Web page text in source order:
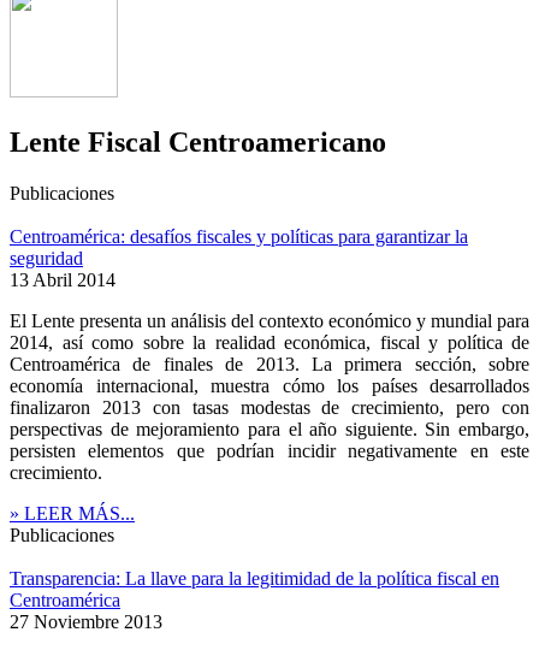
Lente Fiscal Centroamericano
Publicaciones
Centroamérica: desafíos fiscales y políticas para garantizar la
seguridad
13 Abril 2014
El Lente presenta un análisis del contexto económico y mundial para
2014, así como sobre la realidad económica, fiscal y política de
Centroamérica de finales de 2013. La primera sección, sobre
economía internacional, muestra cómo los países desarrollados
finalizaron 2013 con tasas modestas de crecimiento, pero con
perspectivas de mejoramiento para el año siguiente. Sin embargo,
persisten elementos que podrían incidir negativamente en este
crecimiento.
» LEER MÁS...
Publicaciones
Transparencia: La llave para la legitimidad de la política fiscal en
Centroamérica
27 Noviembre 2013